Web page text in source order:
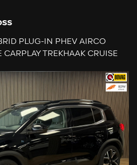
PLUG-IN PHEV AIRCO
TREKHAAK CRUISE